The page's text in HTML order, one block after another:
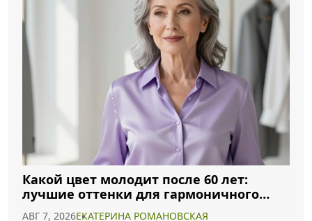
Какой цвет молодит после 60 лет:
лучшие оттенки для гармоничного
образа
АВГ 7, 2026ЕКАТЕРИНА РОМАНОВСКАЯ